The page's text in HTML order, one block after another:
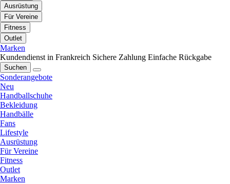
Ausrüstung
Für Vereine
Fitness
Outlet
Marken
Kundendienst in Frankreich Sichere Zahlung Einfache Rückgabe
Suchen
Sonderangebote
Neu
Handballschuhe
Bekleidung
Handbälle
Fans
Lifestyle
Ausrüstung
Für Vereine
Fitness
Outlet
Marken